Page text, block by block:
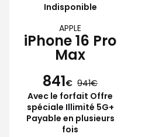
Indisponible
APPLE
iPhone 16 Pro
Max
841€ 941
Avec le forfait Offre
spéciale Illimité 5G+
Payable en plusieurs
fois